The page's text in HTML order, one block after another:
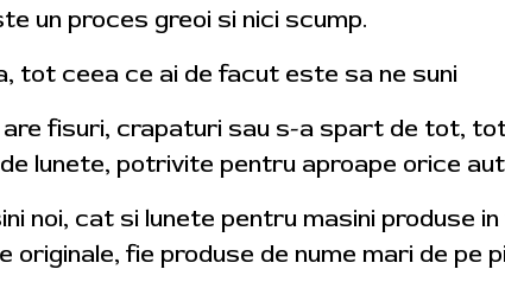
un proces greoi si nici scump.
tot ceea ce ai de facut este sa ne suni
fisuri, crapaturi sau s-a spart de tot,
lunete, potrivite pentru aproape orice
noi, cat si lunete pentru masini produse
fie produse de nume mari de pe